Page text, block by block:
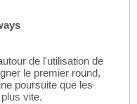
de l'utilisation de
le premier round,
poursuite que les
vite.